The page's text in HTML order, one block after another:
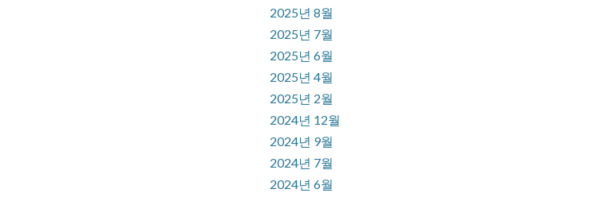
2025년 8월
2025년 7월
2025년 6월
2025년 4월
2025년 2월
2024년 12월
2024년 9월
2024년 7월
2024년 6월